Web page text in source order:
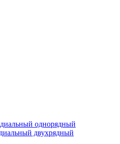
однорядный
двухрядный